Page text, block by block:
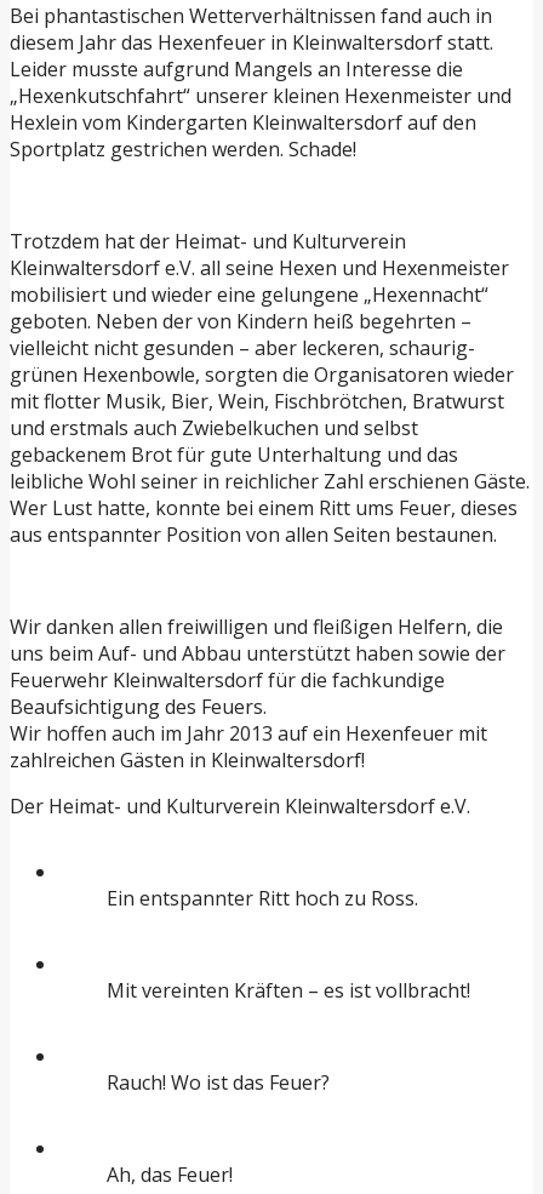
Bei phantastischen Wetterverhältnissen fand auch in
diesem Jahr das Hexenfeuer in Kleinwaltersdorf statt.
Leider musste aufgrund Mangels an Interesse die
„Hexenkutschfahrt“ unserer kleinen Hexenmeister und
Hexlein vom Kindergarten Kleinwaltersdorf auf den
Sportplatz gestrichen werden. Schade!
Trotzdem hat der Heimat- und Kulturverein
Kleinwaltersdorf e.V. all seine Hexen und Hexenmeister
mobilisiert und wieder eine gelungene „Hexennacht“
geboten. Neben der von Kindern heiß begehrten –
vielleicht nicht gesunden – aber leckeren, schaurig-
grünen Hexenbowle, sorgten die Organisatoren wieder
mit flotter Musik, Bier, Wein, Fischbrötchen, Bratwurst
und erstmals auch Zwiebelkuchen und selbst
gebackenem Brot für gute Unterhaltung und das
leibliche Wohl seiner in reichlicher Zahl erschienen Gäste.
Wer Lust hatte, konnte bei einem Ritt ums Feuer, dieses
aus entspannter Position von allen Seiten bestaunen.
Wir danken allen freiwilligen und fleißigen Helfern, die
uns beim Auf- und Abbau unterstützt haben sowie der
Feuerwehr Kleinwaltersdorf für die fachkundige
Beaufsichtigung des Feuers.
Wir hoffen auch im Jahr 2013 auf ein Hexenfeuer mit
zahlreichen Gästen in Kleinwaltersdorf!
Der Heimat- und Kulturverein Kleinwaltersdorf e.V.
Ein entspannter Ritt hoch zu Ross.
Mit vereinten Kräften – es ist vollbracht!
Rauch! Wo ist das Feuer?
Ah, das Feuer!